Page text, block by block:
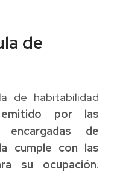
de
de habitabilidad
por las
encargadas de
cumple con las
su ocupación.